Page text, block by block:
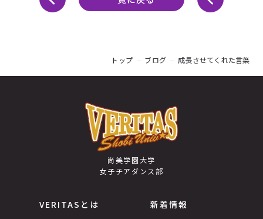
トップ ブログ 成長させてくれた言葉
尚美学園大学
女子チアダンス部
VERITASとは 新着情報